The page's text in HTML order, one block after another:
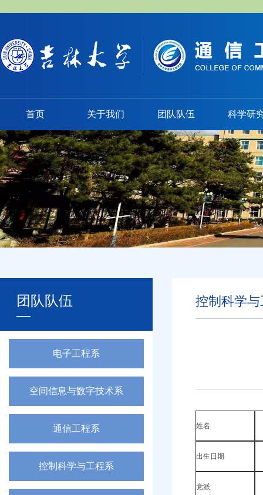
首页 关于我们 团队队伍 科学研
团队队伍
电子工程系
空间信息与数字技术系
通信工程系
控制科学与工程系
控制科学
姓名
出生日期
党派